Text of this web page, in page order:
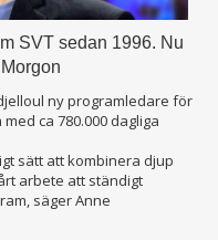
SVT sedan 1996. Nu
ny programledare för
ca 780.000 dagliga
sätt att kombinera djup
arbete att ständigt
säger Anne